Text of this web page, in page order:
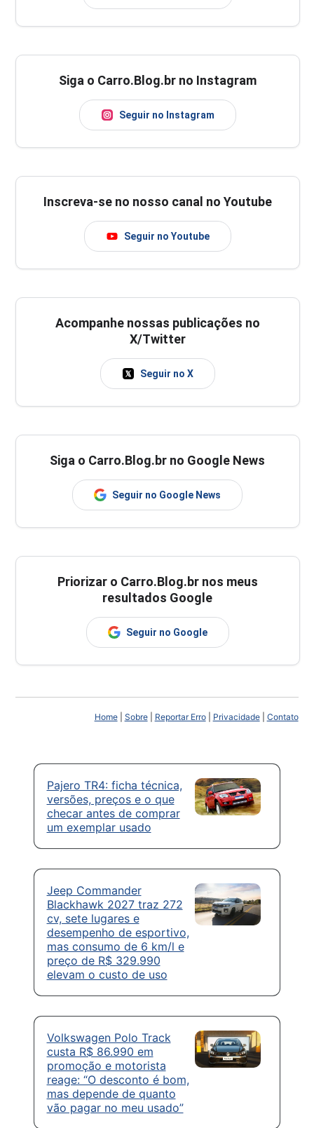
Siga o Carro.Blog.br no Instagram
Seguir no Instagram
Inscreva-se no nosso canal no Youtube
Seguir no Youtube
Acompanhe nossas publicações no
X/Twitter
Seguir no X
Siga o Carro.Blog.br no Google News
Seguir no Google News
Priorizar o Carro.Blog.br nos meus
resultados Google
Seguir no Google
Home| Sobre| Reportar Erro| Privacidade| Contato
Pajero TR4: ficha técnica,
versões, preços e o que
checar antes de comprar
um exemplar usado
Jeep Commander
Blackhawk 2027 traz 272
cv, sete lugares e
desempenho de esportivo,
mas consumo de 6 km/l e
preço de R$ 329.990
elevam o custo de uso
Volkswagen Polo Track
custa R$ 86.990 em
promoção e motorista
reage: “O desconto é bom,
mas depende de quanto
vão pagar no meu usado”